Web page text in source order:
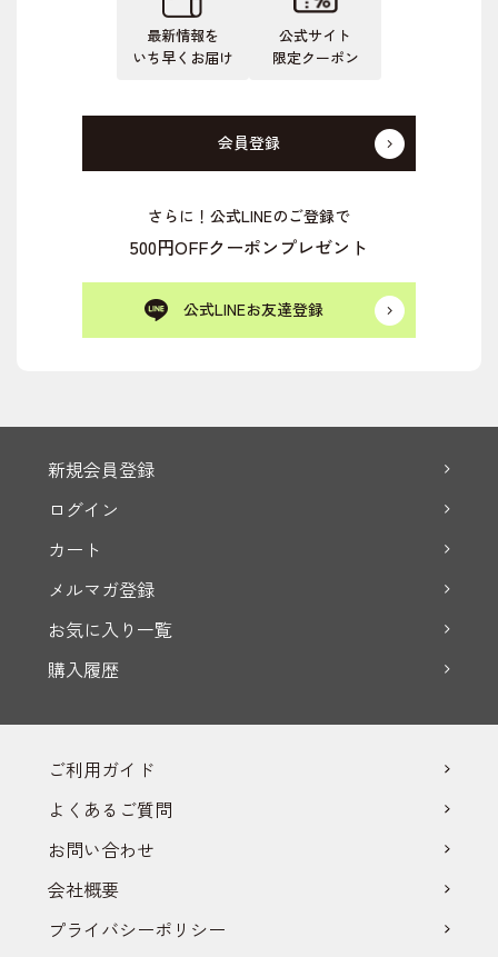
最新情報を
いち早くお届け
公式サイト
限定クーポン
会員登録
さらに！公式LINEのご登録で
500円OFFクーポンプレゼント
公式LINEお友達登録
新規会員登録
ログイン
カート
メルマガ登録
お気に入り一覧
購入履歴
ご利用ガイド
よくあるご質問
お問い合わせ
会社概要
プライバシーポリシー